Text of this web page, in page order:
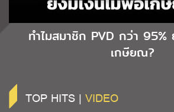
ทำไมสมาชิก PVD กว่า 95%
เกษียณ?
TOP HITS | VIDEO